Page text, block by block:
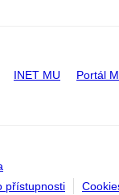
INET MU Portál
přístupnosti